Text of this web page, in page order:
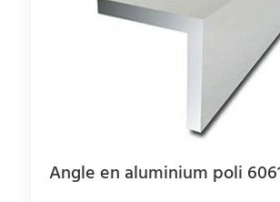
Angle en aluminium poli